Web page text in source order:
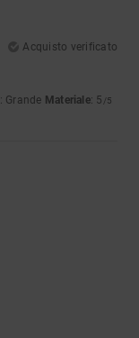
Acquisto verificato
: Grande Materiale: 5 /5